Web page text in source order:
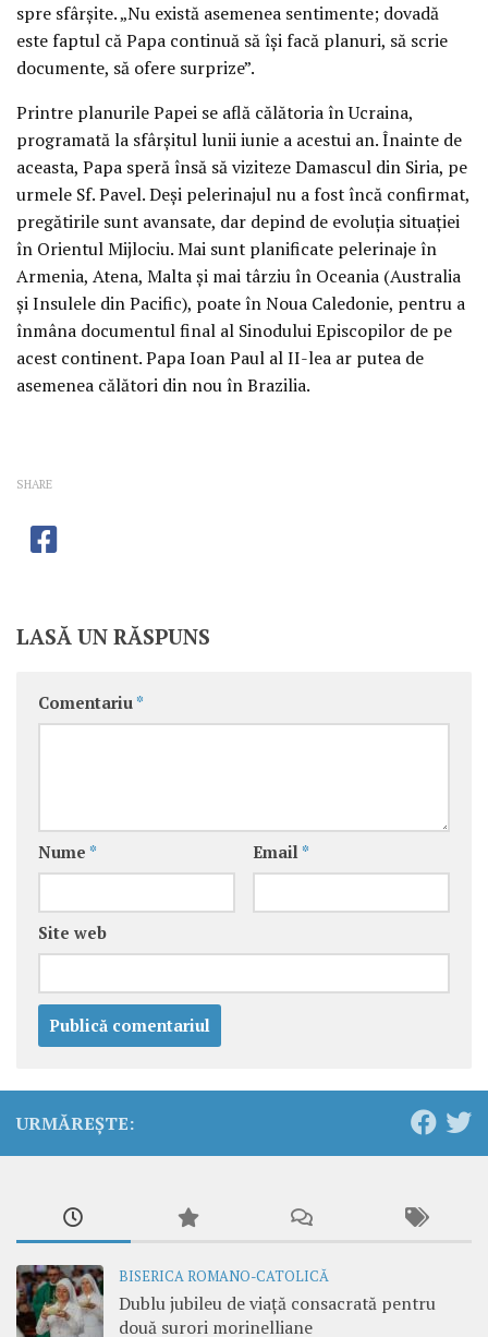
spre sfârşite. „Nu există asemenea sentimente; dovadă
este faptul că Papa continuă să îşi facă planuri, să scrie
documente, să ofere surprize”.
Printre planurile Papei se află călătoria în Ucraina,
programată la sfârşitul lunii iunie a acestui an. Înainte de
aceasta, Papa speră însă să viziteze Damascul din Siria, pe
urmele Sf. Pavel. Deşi pelerinajul nu a fost încă confirmat,
pregătirile sunt avansate, dar depind de evoluţia situaţiei
în Orientul Mijlociu. Mai sunt planificate pelerinaje în
Armenia, Atena, Malta şi mai târziu în Oceania (Australia
şi Insulele din Pacific), poate în Noua Caledonie, pentru a
înmâna documentul final al Sinodului Episcopilor de pe
acest continent. Papa Ioan Paul al II-lea ar putea de
asemenea călători din nou în Brazilia.
SHARE
LASĂ UN RĂSPUNS
Comentariu *
Nume * Email *
Site web
URMĂREȘTE:
BISERICA ROMANO-CATOLICĂ
Dublu jubileu de viață consacrată pentru
două surori morinelliane